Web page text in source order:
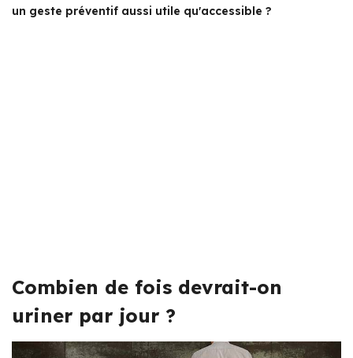
un geste préventif aussi utile qu'accessible ?
Combien de fois devrait-on
uriner par jour ?